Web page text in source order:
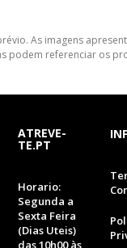
As imagens
referenciar os
ATREVE-
TE.PT
Horario:
Segunda a
Sexta Feira
(Dias Uteis)
das 10h00 às